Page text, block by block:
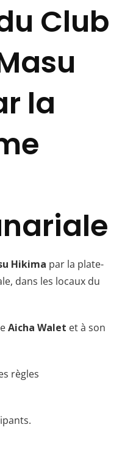
Club
la
Hikima par la plate-
dans les locaux du
Aicha Walet et à son
règles